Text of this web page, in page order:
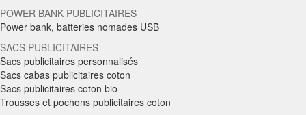
POWER BANK PUBLICITAIRES
Power bank, batteries nomades USB
SACS PUBLICITAIRES
Sacs publicitaires personnalisés
Sacs cabas publicitaires coton
Sacs publicitaires coton bio
Trousses et pochons publicitaires coton